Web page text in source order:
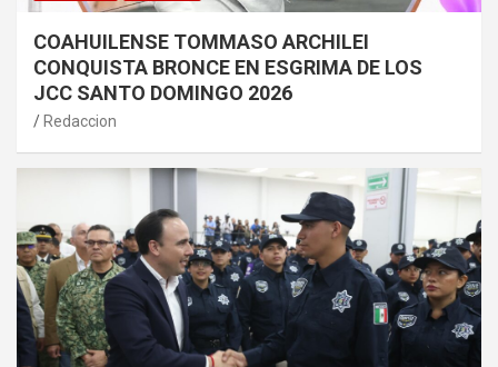
COAHUILENSE TOMMASO ARCHILEI
CONQUISTA BRONCE EN ESGRIMA DE LOS
JCC SANTO DOMINGO 2026
Redaccion